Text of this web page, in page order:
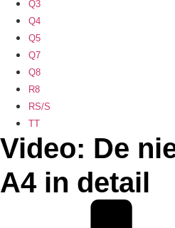
Q3
Q4
Q5
Q7
Q8
R8
RS/S
TT
Video: De
A4 in detail